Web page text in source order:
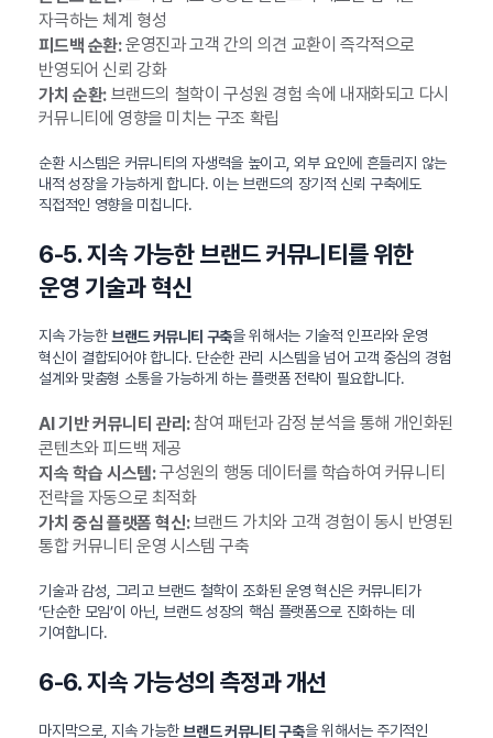
자극하는 체계 형성
피드백 순환:운영진과 고객 간의 의견 교환이 즉각적으로
반영되어 신뢰 강화
가치 순환:브랜드의 철학이 구성원 경험 속에 내재화되고 다시
커뮤니티에 영향을 미치는 구조 확립
순환 시스템은 커뮤니티의 자생력을 높이고, 외부 요인에 흔들리지 않는
내적 성장을 가능하게 합니다. 이는 브랜드의 장기적 신뢰 구축에도
직접적인 영향을 미칩니다.
6-5. 지속 가능한 브랜드 커뮤니티를 위한
운영 기술과 혁신
지속 가능한브랜드 커뮤니티 구축을 위해서는 기술적 인프라와 운영
혁신이 결합되어야 합니다. 단순한 관리 시스템을 넘어 고객 중심의 경험
설계와 맞춤형 소통을 가능하게 하는 플랫폼 전략이 필요합니다.
AI 기반 커뮤니티 관리:참여 패턴과 감정 분석을 통해 개인화된
콘텐츠와 피드백 제공
지속 학습 시스템:구성원의 행동 데이터를 학습하여 커뮤니티
전략을 자동으로 최적화
가치 중심 플랫폼 혁신:브랜드 가치와 고객 경험이 동시 반영된
통합 커뮤니티 운영 시스템 구축
기술과 감성, 그리고 브랜드 철학이 조화된 운영 혁신은 커뮤니티가
‘단순한 모임’이 아닌, 브랜드 성장의 핵심 플랫폼으로 진화하는 데
기여합니다.
6-6. 지속 가능성의 측정과 개선
마지막으로, 지속 가능한브랜드 커뮤니티 구축을 위해서는 주기적인